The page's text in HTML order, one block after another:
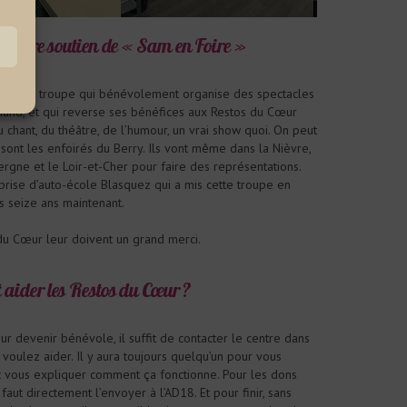
soutien de « Sam en Foire »
une troupe qui bénévolement organise des spectacles
et qui reverse ses bénéfices aux Restos du Cœur
chant, du théâtre, de l’humour, un vrai show quoi. On peut
les enfoirés du Berry. Ils vont même dans la Nièvre,
et le Loir-et-Cher pour faire des représentations.
d’auto-école Blasquez qui a mis cette troupe en
seize ans maintenant.
Cœur leur doivent un grand merci.
aider les Restos du Cœur ?
devenir bénévole, il suffit de contacter le centre dans
aider. Il y aura toujours quelqu’un pour vous
expliquer comment ça fonctionne. Pour les dons
directement l’envoyer à l’AD18. Et pour finir, sans